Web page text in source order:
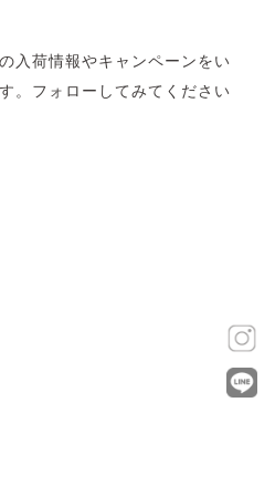
入荷情報やキャンペーンをい
。フォローしてみてください